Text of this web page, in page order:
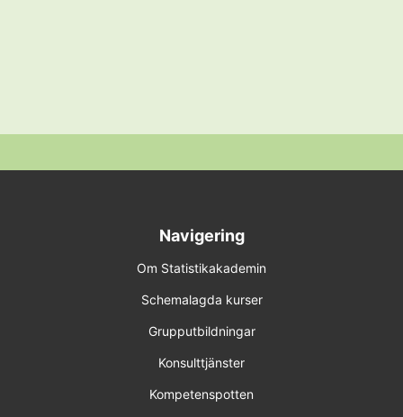
Navigering
Om Statistikakademin
Schemalagda kurser
Grupputbildningar
Konsulttjänster
Kompetenspotten